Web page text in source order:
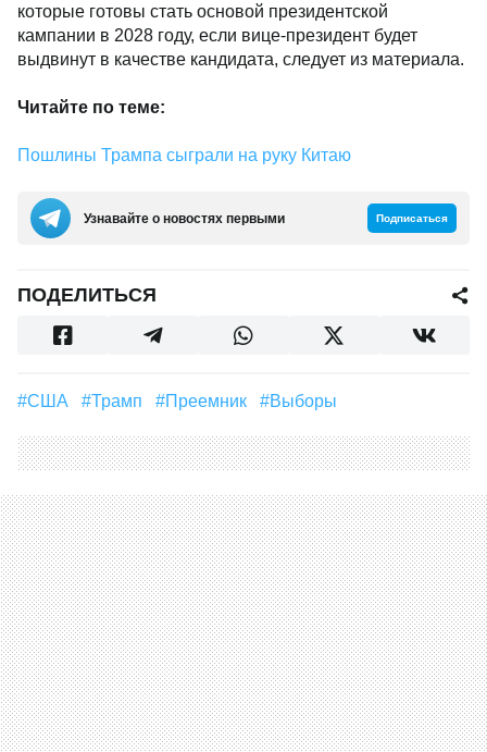
которые готовы стать основой президентской
кампании в 2028 году, если вице-президент будет
выдвинут в качестве кандидата, следует из материала.
Читайте по теме:
Пошлины Трампа сыграли на руку Китаю
Узнавайте о новостях первыми Подписаться
ПОДЕЛИТЬСЯ
#США #Трамп #преемник #выборы